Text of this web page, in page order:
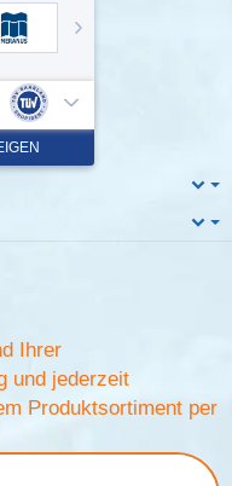
Ihrer
und jederzeit
Produktsortiment per